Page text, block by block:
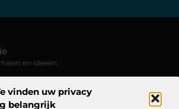
vinden uw privacy
belangrijk
en ideeën.
en inzichten uit het dagelijks leven. Laat
uiteenlopende stemmen, onderwerpen en